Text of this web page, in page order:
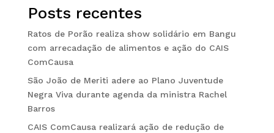
Posts recentes
Ratos de Porão realiza show solidário em Bangu
com arrecadação de alimentos e ação do CAIS
ComCausa
São João de Meriti adere ao Plano Juventude
Negra Viva durante agenda da ministra Rachel
Barros
CAIS ComCausa realizará ação de redução de